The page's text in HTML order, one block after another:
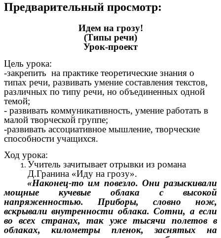
Предварительный просмотр:
Идем на грозу!
(Типы речи)
Урок-проект
Цель урока:
-закрепить на практике теоретические знания о
типах речи, развивать умение составления текстов,
различных по типу речи, но объединенных одной
темой;
- развивать коммуникативность, умение работать в
малой творческой группе;
-развивать ассоциативное мышление, творческие
способности учащихся.
Ход урока:
Учитель зачитывает отрывки из романа
Д.Гранина «Иду на грозу».
«Наконец-то им повезло. Они разыскивали
мощные кучевые облака с высокой
напряженностью. Приборы, словно нож,
вскрывали внутренности облака. Сотни, а если
во всех странах, так уже тысячи полетов в
облаках, километры пленок, заснятых на